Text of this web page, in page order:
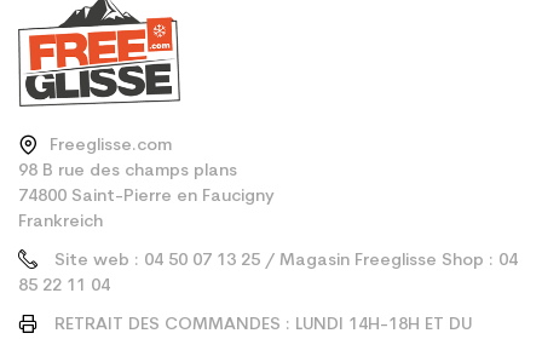
Freeglisse.com
98 B rue des champs plans
74800 Saint-Pierre en Faucigny
Frankreich
Site web : 04 50 07 13 25 / Magasin Freeglisse Shop : 04
85 22 11 04
RETRAIT DES COMMANDES : LUNDI 14H-18H ET DU